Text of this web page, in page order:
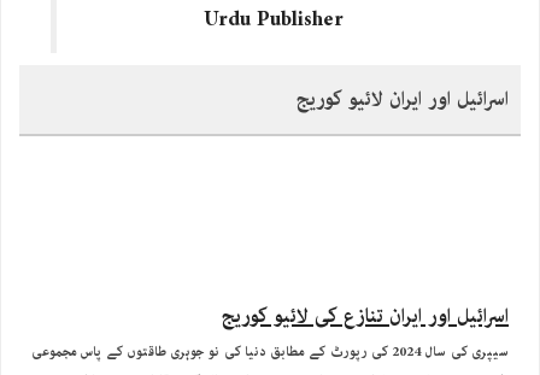
Urdu Publisher
اسرائیل اور ایران لائیو کوریج
اسرائیل اور ایران تنازع کی لائیو کوریج
سیپری کی سال 2024 کی رپورٹ کے مطابق دنیا کی نو جوہری طاقتوں کے پاس مجموعی